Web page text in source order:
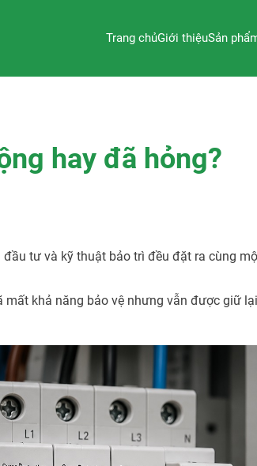
Trang chủGiới thiệuSản
hay đã hỏng?
tư và kỹ thuật bảo trì đều đặt ra cùng
mất khả năng bảo vệ nhưng vẫn được giữ